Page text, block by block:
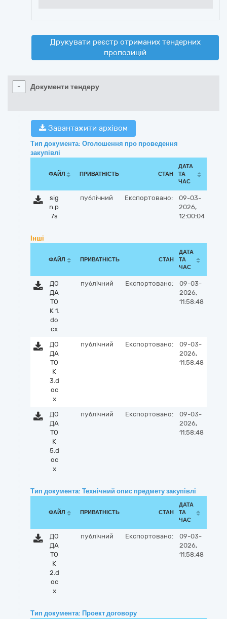
Друкувати реєстр отриманих тендерних
пропозицій
- Документи тендеру
Завантажити архівом
Тип документа: Оголошення про проведення
закупівлі
ФАЙЛ ПРИВАТНІСТЬ СТАН
ДАТА
ТА
ЧАС
sig
n.p
7s
публічний Експортовано:
09-03-
2026,
12:00:04
Інші
ФАЙЛ ПРИВАТНІСТЬ СТАН
ДАТА
ТА
ЧАС
ДО
ДА
ТО
К 1.
do
cx
публічний Експортовано:
09-03-
2026,
11:58:48
ДО
ДА
ТО
К
3.d
oc
x
публічний Експортовано:
09-03-
2026,
11:58:48
ДО
ДА
ТО
К
5.d
oc
x
публічний Експортовано:
09-03-
2026,
11:58:48
Тип документа: Технічний опис предмету закупівлі
ФАЙЛ ПРИВАТНІСТЬ СТАН
ДАТА
ТА
ЧАС
ДО
ДА
ТО
К
2.d
oc
x
публічний Експортовано:
09-03-
2026,
11:58:48
Тип документа: Проект договору